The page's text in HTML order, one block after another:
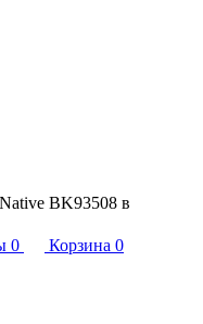
BK93508 в
0 Корзина 0